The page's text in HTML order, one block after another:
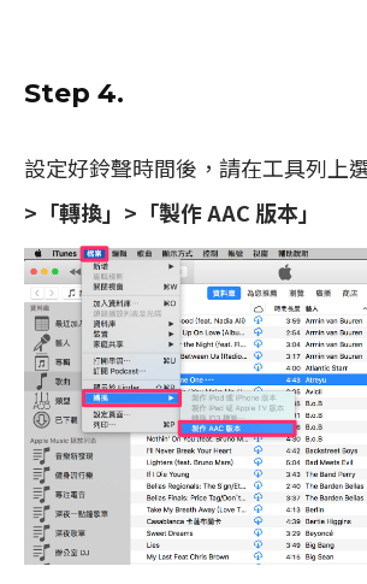
Step 4.
設定好鈴聲時間後，請在工具列上
>「轉換」>「製作 AAC 版本」